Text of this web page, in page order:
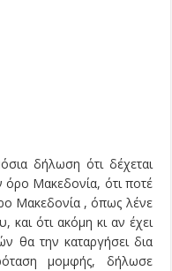
δήλωση ότι δέχεται
Μακεδονία, ότι ποτέ
Μακεδονία , όπως λένε
και ότι ακόμη κι αν έχει
θα την καταργήσει δια
μομφής, δήλωσε